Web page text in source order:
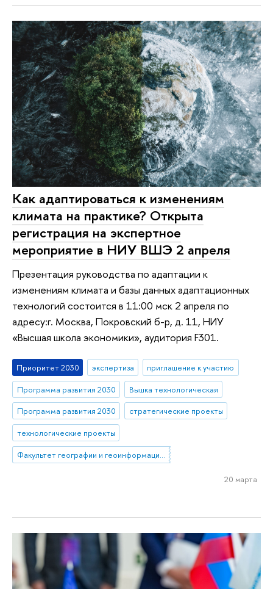
Как адаптироваться к изменениям
климата на практике? Открыта
регистрация на экспертное
мероприятие в НИУ ВШЭ 2 апреля
Презентация руководства по адаптации к
изменениям климата и базы данных адаптационных
технологий состоится в 11:00 мск 2 апреля по
адресу:г. Москва, Покровский б-р, д. 11, НИУ
«Высшая школа экономики», аудитория F301.
Приоритет 2030 экспертиза
приглашение к участию
Программа развития 2030
Вышка технологическая
Программа развития 2030
стратегические проекты
технологические проекты
Факультет географии и геоинформационных технологий
20 марта